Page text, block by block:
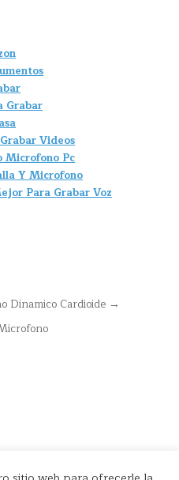
Grabar
Videos
Microfono Pc
Y Microfono
Para Grabar Voz
Dinamico Cardioide →
Amazon y cuenta con enlaces